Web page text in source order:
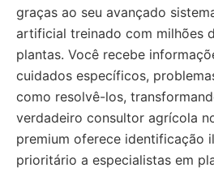
graças ao seu avançado
artificial treinado com milhões
plantas. Você recebe
cuidados específicos,
como resolvê-los,
verdadeiro consultor agrícola
premium oferece identificação
prioritário a especialistas em